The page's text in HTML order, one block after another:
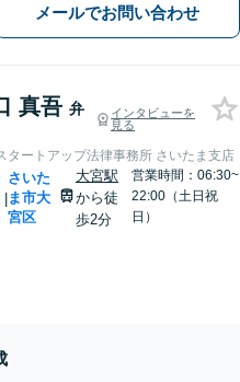
メールでお問い合わせ
真吾 弁
インタビューを
見る
タートアップ法律事務所 さいたま支店
|
さいた
ま市大
宮区
大宮駅
から徒
歩2分
営業時間：06:30~
22:00（土日祝
日）